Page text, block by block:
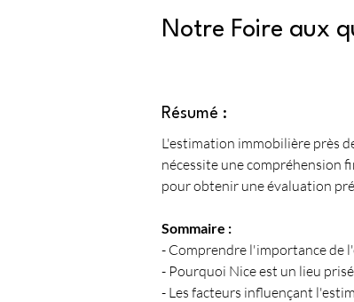
Notre Foire aux
Résumé :
L'estimation immobilière près
nécessite une compréhension
pour obtenir une évaluation
Sommaire :
- Comprendre l'importance de
- Pourquoi Nice est un lieu
- Les facteurs influençant